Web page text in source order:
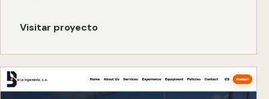
Visitar proyecto